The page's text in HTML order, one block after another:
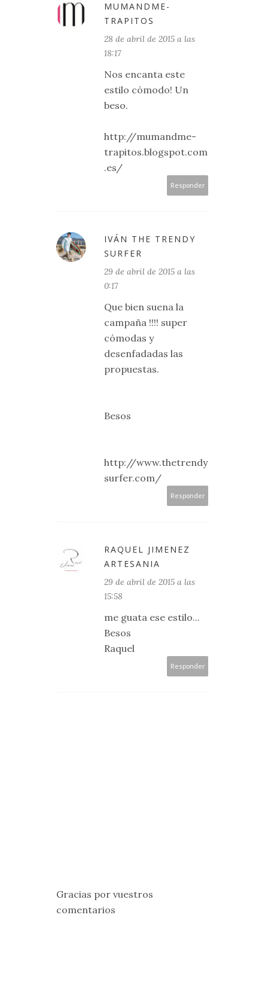
MUMANDME-
TRAPITOS
28 de abril de 2015 a las
18:17
Nos encanta este
estilo cómodo! Un
beso.
http://mumandme-
trapitos.blogspot.com
.es/
Responder
IVÁN THE TRENDY
SURFER
29 de abril de 2015 a las
0:17
Que bien suena la
campaña !!!! super
cómodas y
desenfadadas las
propuestas.
Besos
http://www.thetrendy
surfer.com/
Responder
RAQUEL JIMENEZ
ARTESANIA
29 de abril de 2015 a las
15:58
me guata ese estilo...
Besos
Raquel
Responder
Gracias por vuestros
comentarios